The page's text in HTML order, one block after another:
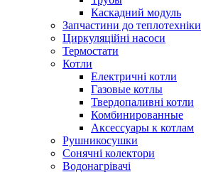
Каскадний модуль
Запчастини до теплотехніки
Циркуляційні насоси
Термостати
Котли
Електричні котли
Газовые котлы
Твердопаливні котли
Комбинированные
Аксессуары к котлам
Рушникосушки
Сонячні колектори
Водонагрівачі